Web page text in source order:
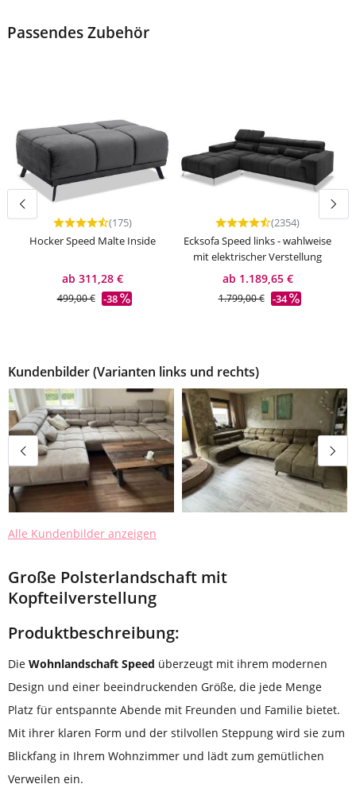
Passendes Zubehör
Durchschnittliche Bewertung von 4.67 von 5 Sternen
(175)
Hocker Speed Malte Inside
ab 311,28 €
499,00 € -38
Durchschnittliche
(2354)
Ecksofa Speed links - wahlweise
mit elektrischer Verstellung
ab 1.189,65 €
1.799,00 € -34
Kundenbilder (Varianten links und rechts)
Alle Kundenbilder anzeigen
Große Polsterlandschaft mit
Kopfteilverstellung
Produktbeschreibung:
Die Wohnlandschaft Speed überzeugt mit ihrem modernen
Design und einer beeindruckenden Größe, die jede Menge
Platz für entspannte Abende mit Freunden und Familie bietet.
Mit ihrer klaren Form und der stilvollen Steppung wird sie zum
Blickfang in Ihrem Wohnzimmer und lädt zum gemütlichen
Verweilen ein.